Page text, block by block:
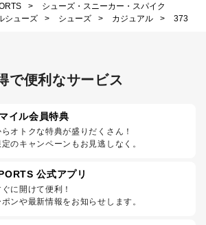
>
シューズ・スニーカー・スパイク
シューズ > シューズ > カジュアル > 373
で便利なサービス
イル会員特典
オトクな特典が盛りだくさん！
のキャンペーンもお見逃しなく。
公式アプリ
に開けて便利！
ンや最新情報をお知らせします。